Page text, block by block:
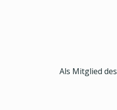
Als Mitglied